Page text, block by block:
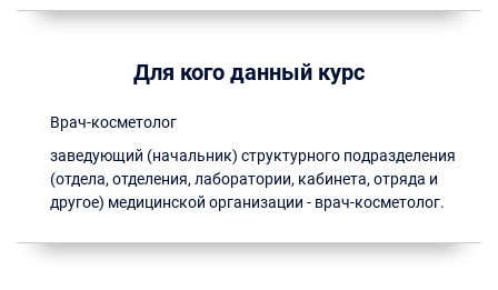
Для кого данный курс
Врач-косметолог
заведующий (начальник) структурного подразделения
(отдела, отделения, лаборатории, кабинета, отряда и
другое) медицинской организации - врач-косметолог.